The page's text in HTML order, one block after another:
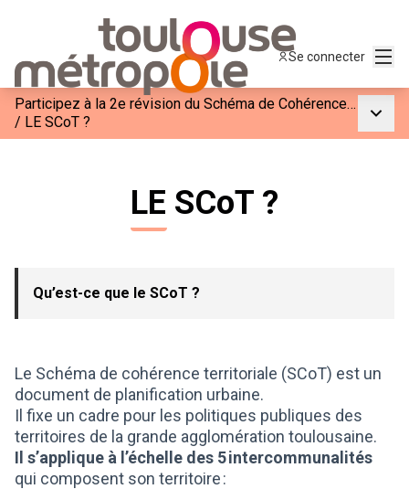
Se connecter
Participez à la 2e révision du Schéma de Cohérence Territorial de la grande agglomération toulousaine
/ LE SCoT ?
LE SCoT ?
Qu’est-ce que le SCoT ?
Le Schéma de cohérence territoriale (SCoT) est un
document de planification urbaine.
Il fixe un cadre pour les politiques publiques des
territoires de la grande agglomération toulousaine.
Il s’applique à l’échelle des 5 intercommunalités
qui composent son territoire :